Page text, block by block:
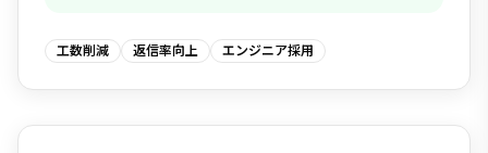
工数削減 返信率向上 エンジニア採用